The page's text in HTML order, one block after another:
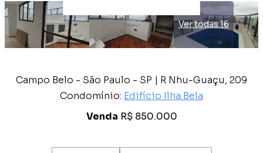
Ver todas 16
Campo Belo - São Paulo - SP | R Nhu-Guaçu, 209
Condomínio: Edifício Ilha Bela
Venda R$ 850.000